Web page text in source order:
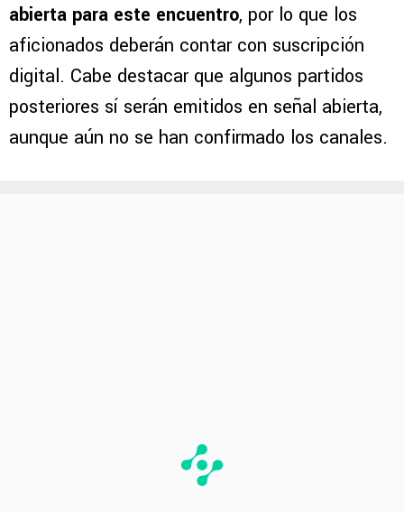
abierta para este encuentro, por lo que los
aficionados deberán contar con suscripción
digital. Cabe destacar que algunos partidos
posteriores sí serán emitidos en señal abierta,
aunque aún no se han confirmado los canales.